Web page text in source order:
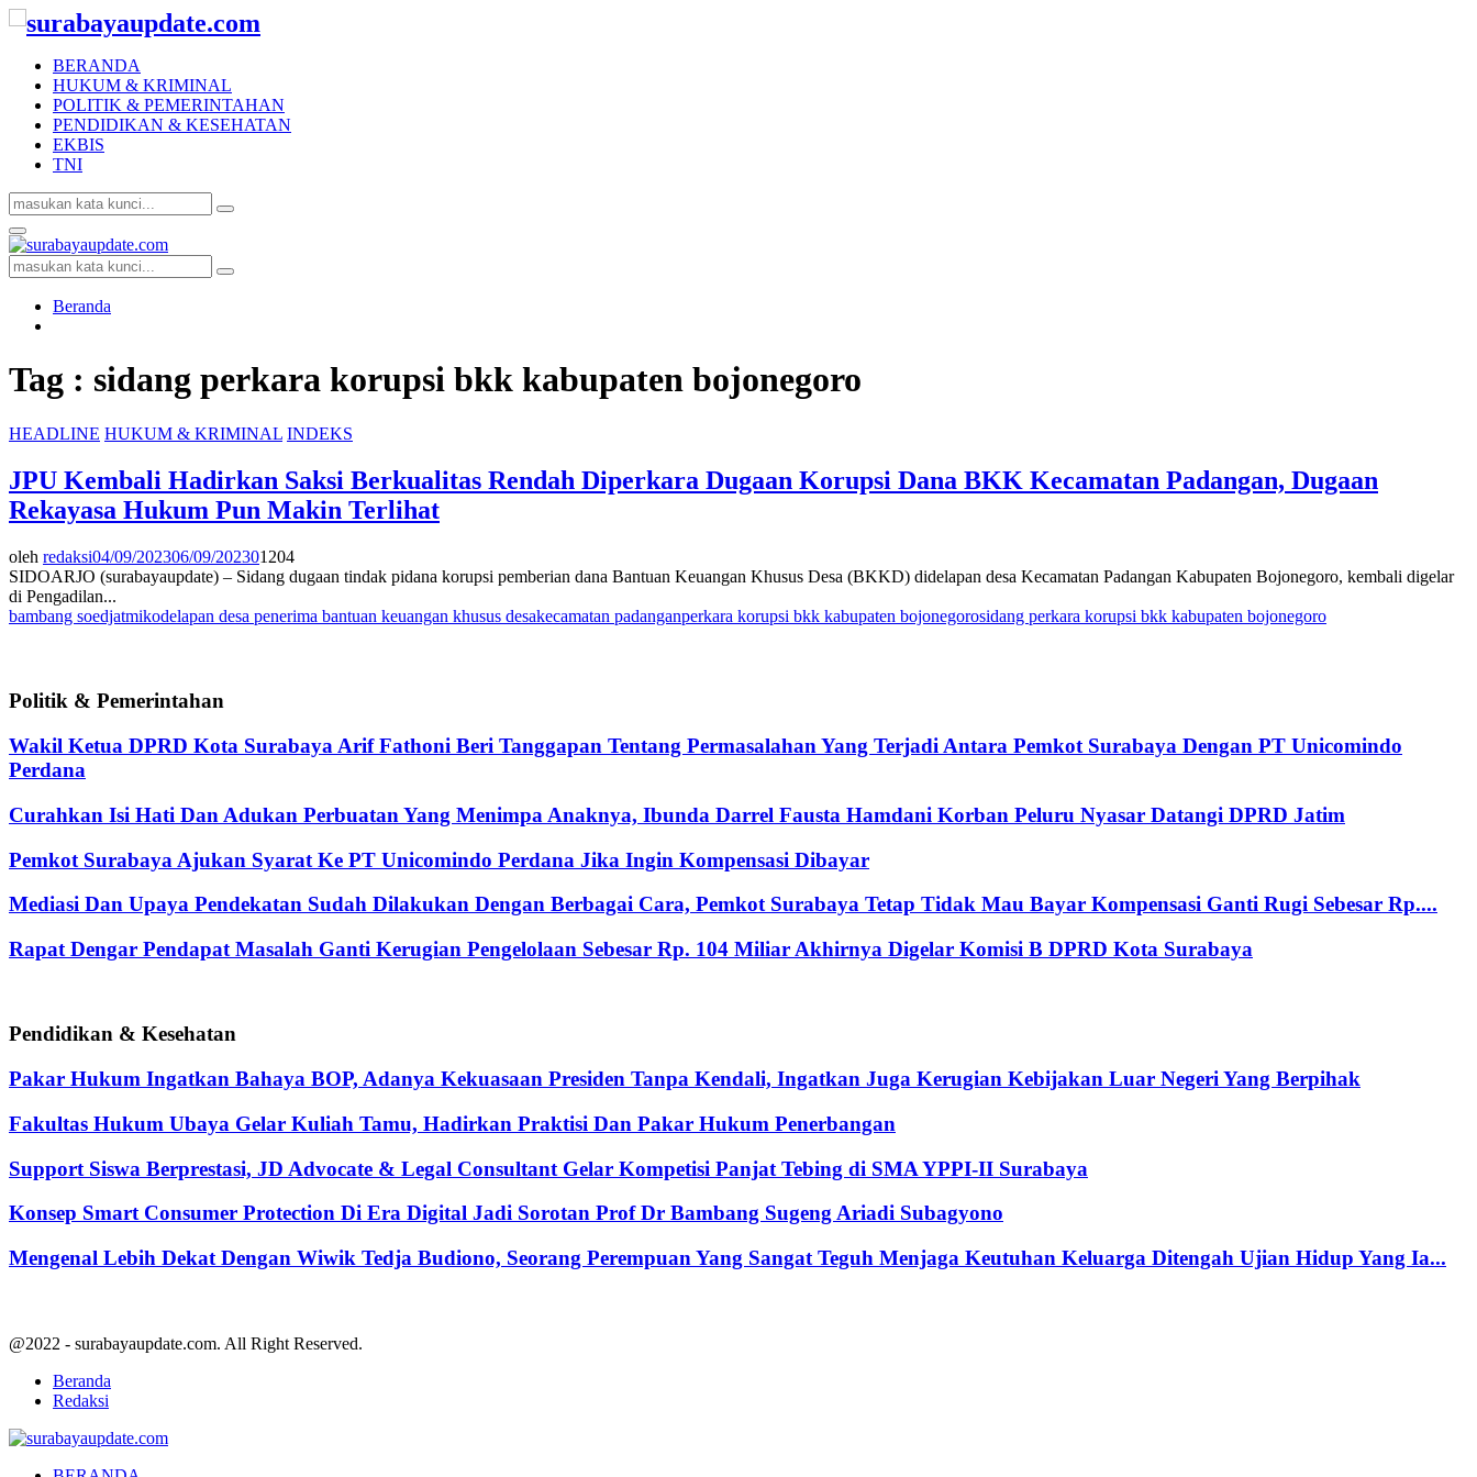
BERANDA
HUKUM & KRIMINAL
POLITIK & PEMERINTAHAN
PENDIDIKAN & KESEHATAN
EKBIS
TNI
Search
for:
Search
Facebook
Twitter
Youtube
Primary
Menu
Search
for:
Search
Beranda
Tag : sidang perkara korupsi bkk kabupaten bojonegoro
HEADLINE HUKUM & KRIMINAL INDEKS
JPU Kembali Hadirkan Saksi Berkualitas Rendah Diperkara Dugaan Korupsi Dana BKK Kecamatan Padangan, Dugaan
Rekayasa Hukum Pun Makin Terlihat
oleh redaksi04/09/202306/09/202301204
SIDOARJO (surabayaupdate) – Sidang dugaan tindak pidana korupsi pemberian dana Bantuan Keuangan Khusus Desa (BKKD) didelapan desa Kecamatan Padangan Kabupaten Bojonegoro, kembali digelar
di Pengadilan...
bambang soedjatmikodelapan desa penerima bantuan keuangan khusus desakecamatan padanganperkara korupsi bkk kabupaten bojonegorosidang perkara korupsi bkk kabupaten bojonegoro
Politik & Pemerintahan
Wakil Ketua DPRD Kota Surabaya Arif Fathoni Beri Tanggapan Tentang Permasalahan Yang Terjadi Antara Pemkot Surabaya Dengan PT Unicomindo
Perdana
Curahkan Isi Hati Dan Adukan Perbuatan Yang Menimpa Anaknya, Ibunda Darrel Fausta Hamdani Korban Peluru Nyasar Datangi DPRD Jatim
Pemkot Surabaya Ajukan Syarat Ke PT Unicomindo Perdana Jika Ingin Kompensasi Dibayar
Mediasi Dan Upaya Pendekatan Sudah Dilakukan Dengan Berbagai Cara, Pemkot Surabaya Tetap Tidak Mau Bayar Kompensasi Ganti Rugi Sebesar Rp....
Rapat Dengar Pendapat Masalah Ganti Kerugian Pengelolaan Sebesar Rp. 104 Miliar Akhirnya Digelar Komisi B DPRD Kota Surabaya
Pendidikan & Kesehatan
Pakar Hukum Ingatkan Bahaya BOP, Adanya Kekuasaan Presiden Tanpa Kendali, Ingatkan Juga Kerugian Kebijakan Luar Negeri Yang Berpihak
Fakultas Hukum Ubaya Gelar Kuliah Tamu, Hadirkan Praktisi Dan Pakar Hukum Penerbangan
Support Siswa Berprestasi, JD Advocate & Legal Consultant Gelar Kompetisi Panjat Tebing di SMA YPPI-II Surabaya
Konsep Smart Consumer Protection Di Era Digital Jadi Sorotan Prof Dr Bambang Sugeng Ariadi Subagyono
Mengenal Lebih Dekat Dengan Wiwik Tedja Budiono, Seorang Perempuan Yang Sangat Teguh Menjaga Keutuhan Keluarga Ditengah Ujian Hidup Yang Ia...
@2022 - surabayaupdate.com. All Right Reserved.
Beranda
Redaksi